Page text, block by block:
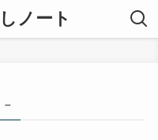
ノート
–